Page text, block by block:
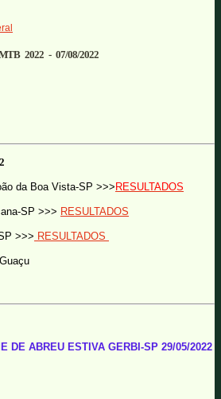
2022 - 07/08/2022
da Boa Vista-SP >>>RESULTADOS
SP >>> RESULTADOS
>>> RESULTADOS
DE ABREU ESTIVA GERBI-SP 29/05/2022